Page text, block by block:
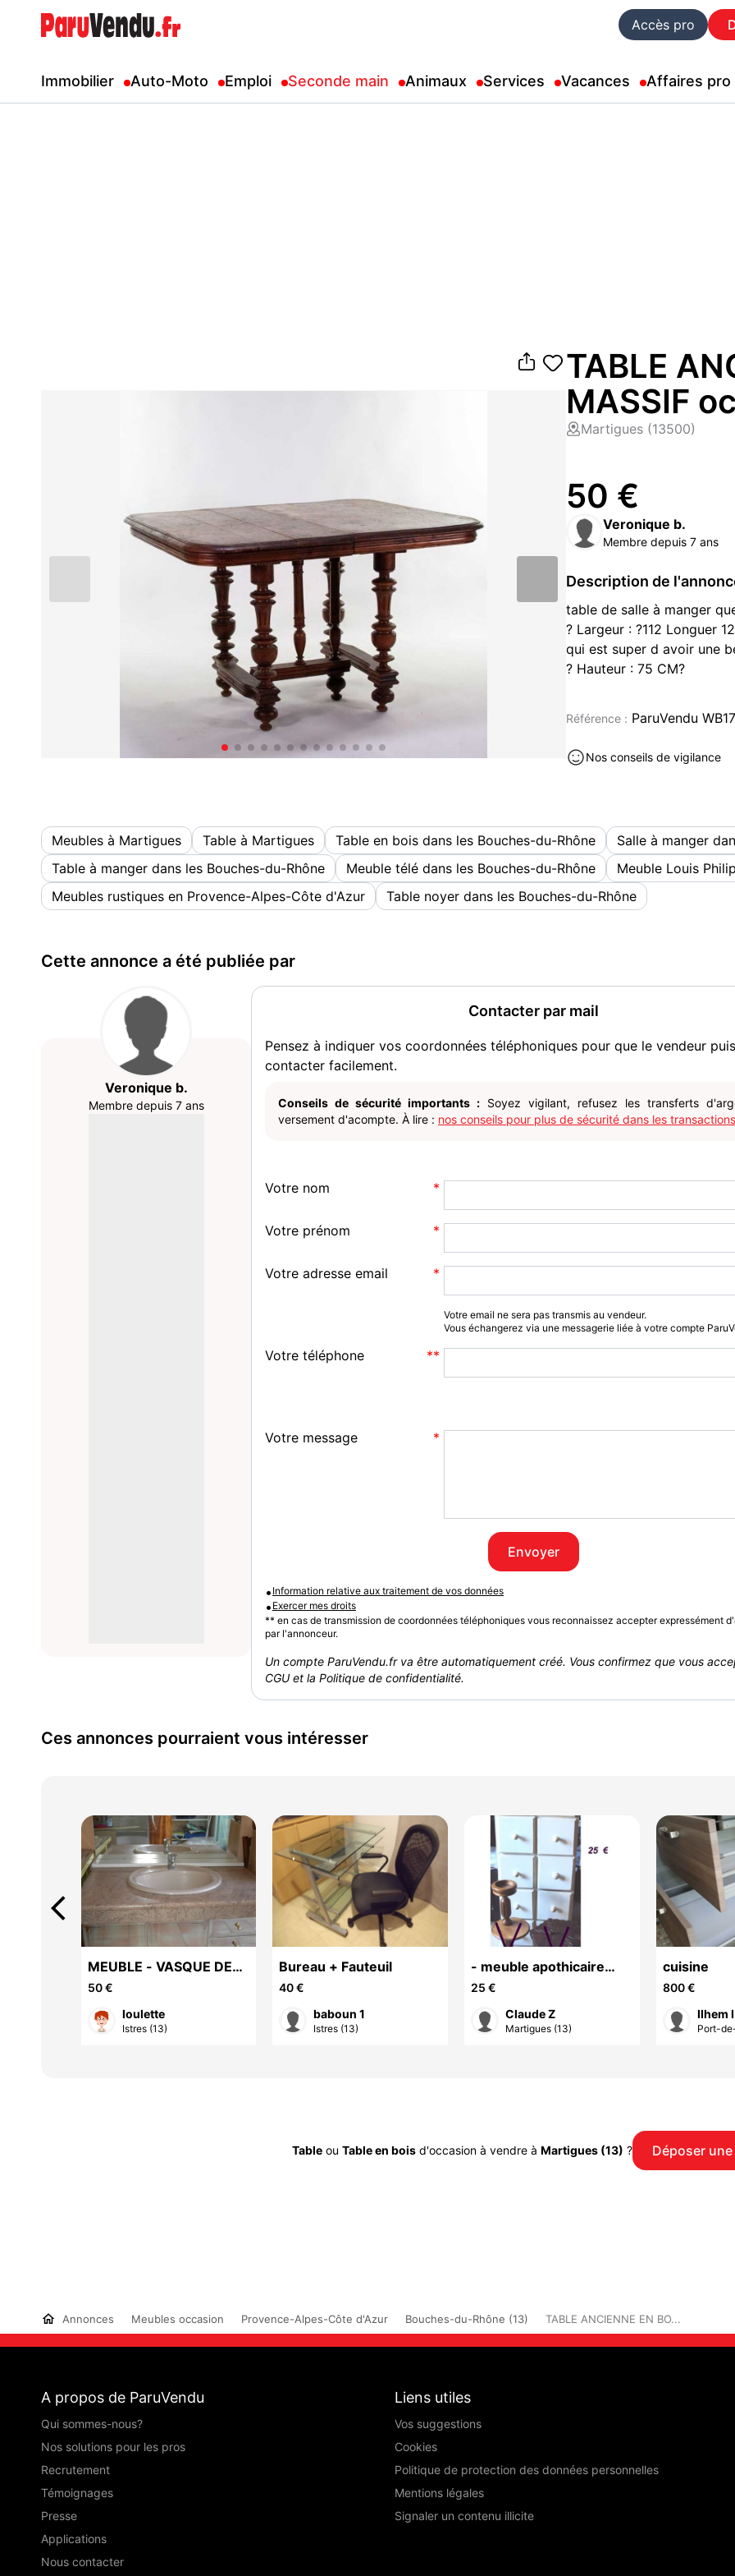
Accès pro
Immobilier Auto-Moto Emploi Seconde main Animaux Services Vacances Affaires pro
TABLE
MASSIF
Martigues (13500)
50 €
Veronique b.
Membre depuis 7 ans
Description de
table de salle à manger
? Largeur : ?112 Longuer
qui est super d avoir une
? Hauteur : 75 CM?
? L'ensemble évoque un
courant dans les maisons
? Plateau rectangulaire,
chevilles
? Six pieds tournés, très
artisanale.les pieds sont
? Les pieds sont reliés par
stabilité,indique un travail
à venir chercher sur
Meubles occasion à vendre à
Référence : ParuVendu
Nos conseils de vigilance
Meubles à Martigues Table à Martigues Table en bois dans les Bouches-du-Rhône
Salle à manger
Table à manger dans les Bouches-du-Rhône
Meuble télé dans les Bouches-du-Rhône
Meuble Louis
Meubles rustiques en Provence-Alpes-Côte d'Azur
Table noyer dans les Bouches-du-Rhône
Cette annonce a été publiée par
Veronique b.
Membre depuis 7 ans
Contacter par mail
Pensez à indiquer vos coordonnées téléphoniques pour que le vendeur
contacter facilement.
Conseils de sécurité importants : Soyez vigilant, refusez les transferts
versement d'acompte. À lire : nos conseils pour plus de sécurité dans les
Votre nom
Votre prénom
Votre adresse email
Votre email ne sera pas transmis au vendeur.
Vous échangerez via une messagerie liée à votre compte
Votre téléphone
Votre message
Envoyer
• Information relative aux traitement de vos données
• Exercer mes droits
** en cas de transmission de coordonnées téléphoniques vous reconnaissez accepter expressément
par l'annonceur.
Un compte ParuVendu.fr va être automatiquement créé. Vous confirmez que vous
CGU et la Politique de confidentialité.
Ces annonces pourraient vous intéresser
MEUBLE - VASQUE DE
SALLE DE BAINS
50 €
loulette
Istres (13)
Bureau + Fauteuil
40 €
baboun 1
Istres (13)
- meuble apothicaire
blanc 10 tiroirs - claude
25 €
Claude Z
Martigues (13)
cuisine
800 €
Ilhem I
Port-
arrow_back_ios
Table ou Table en bois d'occasion à vendre à Martigues (13) ? Déposer
Annonces Meubles occasion Provence-Alpes-Côte d'Azur Bouches-du-Rhône (13) TABLE ANCIENNE EN BO...
A propos de ParuVendu
Qui sommes-nous?
Nos solutions pour les pros
Recrutement
Témoignages
Presse
Applications
Nous contacter
Liens utiles
Vos suggestions
Cookies
Politique de protection des données personnelles
Mentions légales
Signaler un contenu illicite